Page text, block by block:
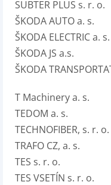
SUBTER PLUS s. r. o.
ŠKODA AUTO a. s.
ŠKODA ELECTRIC a. s.
ŠKODA JS a.s.
ŠKODA
T Machinery a. s.
TEDOM a. s.
TECHNOFIBER, s. r. o.
TRAFO CZ, a. s.
TES s. r. o.
TES VSETÍN s. r. o.